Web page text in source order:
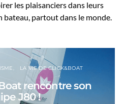
les plaisanciers dans leurs
bateau, partout dans le monde.
LA VIE DE CLICK&BOAT
rencontre son
J80 !